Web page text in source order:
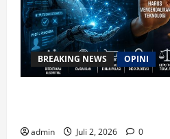
BREAKING NEWS OPINI
admin Juli 2, 2026 0